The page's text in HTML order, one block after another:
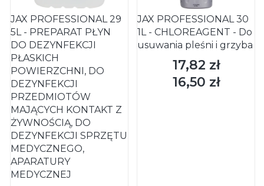
JAX PROFESSIONAL 29
5L - PREPARAT PŁYN
DO DEZYNFEKCJI
PŁASKICH
POWIERZCHNI, DO
DEZYNFEKCJI
PRZEDMIOTÓW
MAJĄCYCH KONTAKT Z
ŻYWNOŚCIĄ, DO
DEZYNFEKCJI SPRZĘTU
MEDYCZNEGO,
APARATURY
MEDYCZNEJ
JAX PROFESSIONAL 30
1L - CHLOREAGENT - Do
usuwania pleśni i grzyba
Cena
17,82 zł
Cena
16,50 zł